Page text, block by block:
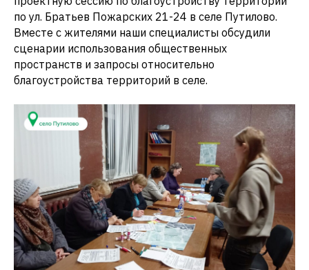
по ул. Братьев Пожарских 21-24 в селе Путилово.
Вместе с жителями наши специалисты обсудили
сценарии использования общественных
пространств и запросы относительно
благоустройства территорий в селе.